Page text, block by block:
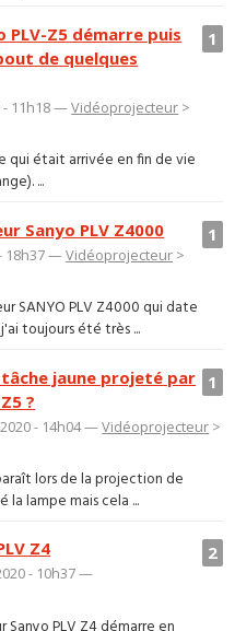
1
Z5 démarre puis
de quelques
- 11h18 —Vidéoprojecteur >
qui était arrivée en fin de vie
...
1
Sanyo PLV Z4000
- 18h37 —Vidéoprojecteur >
SANYO PLV Z4000 qui date
toujours été très ...
1
jaune projeté par
?
- 14h04 —Vidéoprojecteur >
lors de la projection de
la lampe mais cela ...
2
Z4
- 10h37 —